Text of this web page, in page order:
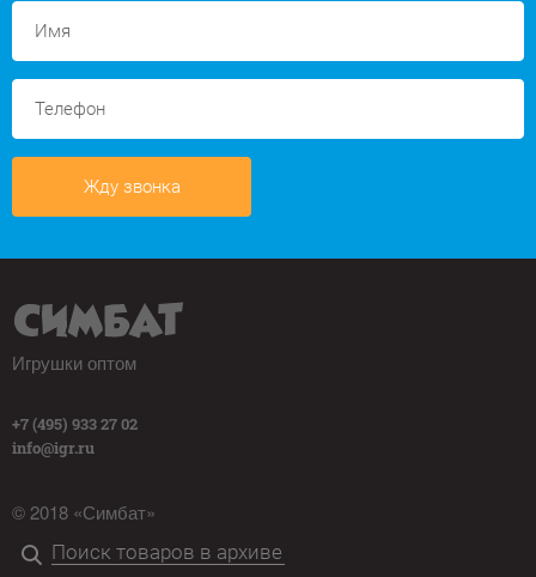
Жду звонка
Игрушки оптом
+7 (495) 933 27 02
info@igr.ru
© 2018 «Симбат»